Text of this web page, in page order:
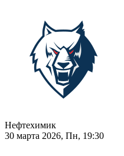
Нефтехимик
30 марта 2026, Пн, 19:30